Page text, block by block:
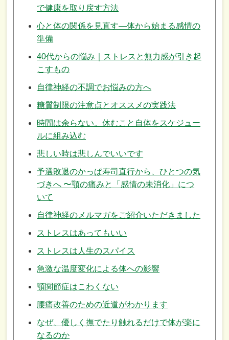
で健康を取り戻す方法
心と体の関係を見直す—体から始まる感情の
準備
40代からの悩み｜ストレスと無力感が引き起
こすもの
自律神経の不調でお悩みの方へ
糖質制限の注意点とオススメの実践法
時間は余らない。休むこと自体をスケジュー
ルに組み込む
悲しい時は悲しんでいいです
予選敗退のかっぱ寿司直行から、ひとつの気
づきへ 〜顎の痛みと「感情の未消化」につ
いて
自律神経のメルマガをご紹介いただきました
ストレスはあってもいい
ストレスは人生のスパイス
急激な温度変化による体への影響
顎関節症はこわくない
腰痛改善のための近道がわかります
なぜ、優しく撫でたり触れるだけで体が楽に
なるのか